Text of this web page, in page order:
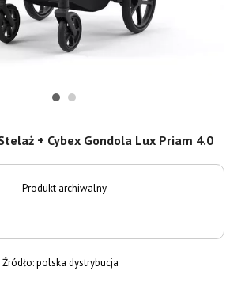
+ Cybex Gondola Lux Priam 4.0
Źródło: polska dystrybucja
Produkt archiwalny